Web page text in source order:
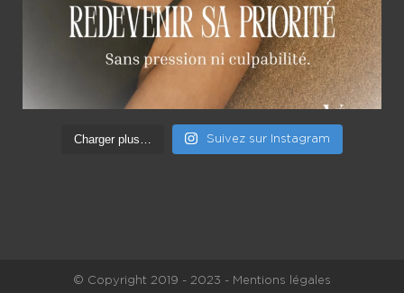
Charger plus… Suivez sur Instagram
© Copyright 2019 - 2023 - Mentions légales